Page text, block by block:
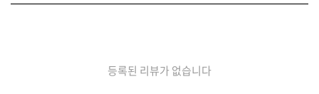
등록된 리뷰가 없습니다